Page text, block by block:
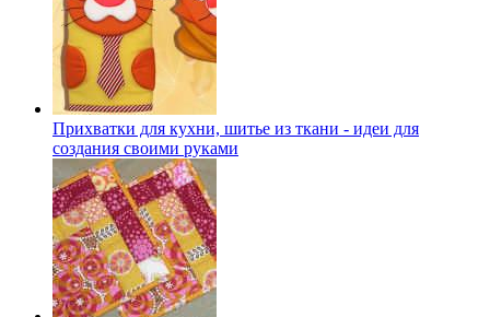
Прихватки для кухни, шитье из ткани - идеи для
создания своими руками